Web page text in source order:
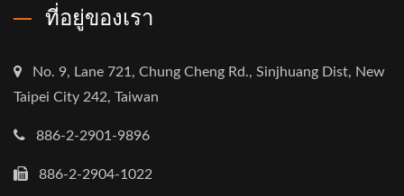
ที่อยู่ของเรา
No. 9, Lane 721, Chung Cheng Rd., Sinjhuang Dist, New
Taipei City 242, Taiwan
886-2-2901-9896
886-2-2904-1022